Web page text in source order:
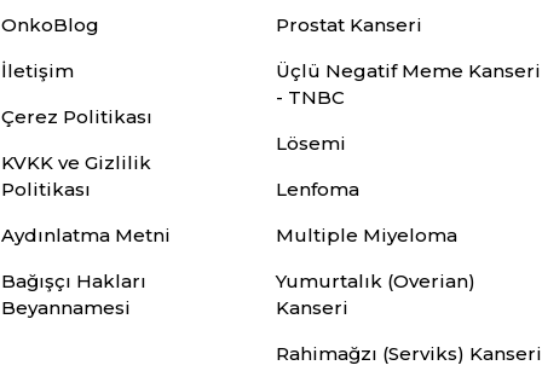
OnkoBlog
İletişim
Çerez Politikası
KVKK ve Gizlilik
Politikası
Aydınlatma Metni
Bağışçı Hakları
Beyannamesi
Prostat Kanseri
Üçlü Negatif Meme Kanseri
- TNBC
Lösemi
Lenfoma
Multiple Miyeloma
Yumurtalık (Overian)
Kanseri
Rahimağzı (Serviks) Kanseri